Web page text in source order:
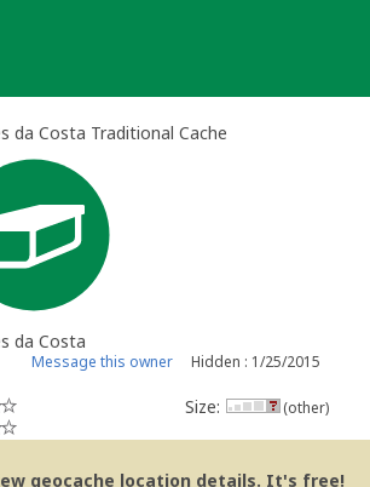
da Costa Traditional Cache
da Costa
Message this owner Hidden : 1/25/2015
Size: (other)
geocache location details. It's free!